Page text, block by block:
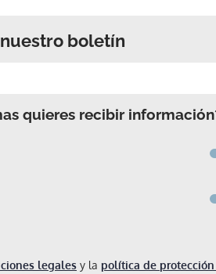
boletín
quieres recibir
legales y la política de protección